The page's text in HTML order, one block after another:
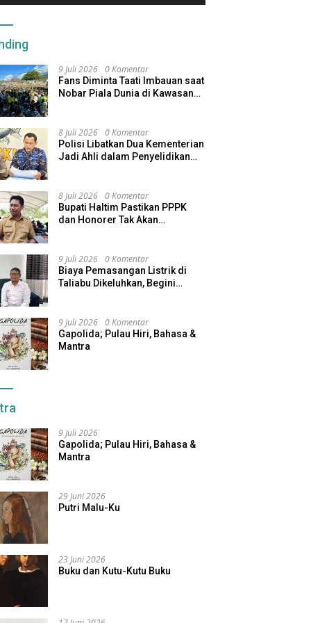
9 Juli 2026 0 Komentar
Fans Diminta Taati Imbauan saat
Nobar Piala Dunia di Kawasan
8 Juli 2026 0 Komentar
Polisi Libatkan Dua Kementerian
Jadi Ahli dalam Penyelidikan
8 Juli 2026 0 Komentar
Bupati Haltim Pastikan PPPK
dan Honorer Tak Akan
9 Juli 2026 0 Komentar
Biaya Pemasangan Listrik di
Taliabu Dikeluhkan, Begini
9 Juli 2026 0 Komentar
Gapolida; Pulau Hiri, Bahasa &
Mantra
9 Juli 2026
Gapolida; Pulau Hiri, Bahasa &
Mantra
29 Juni 2026
Putri Malu-Ku
23 Juni 2026
Buku dan Kutu-Kutu Buku